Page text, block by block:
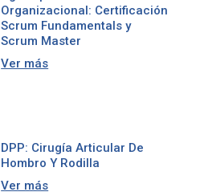
Organizacional: Certificación
Scrum Fundamentals y
Scrum Master
Ver más
DPP: Cirugía Articular De
Hombro Y Rodilla
Ver más